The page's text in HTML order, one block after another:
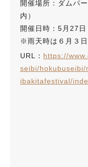
開催場所：ダムパ
内）
開催日時：5月27
※雨天時は６月３
URL： https://
seibi/hokubuseibi/
ibakitafestival/